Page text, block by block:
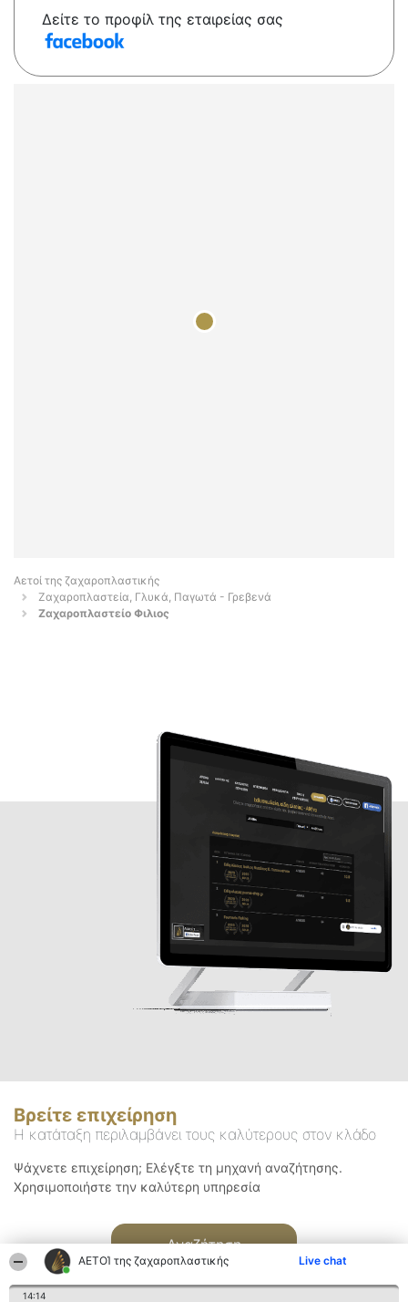
ΑΕΤΟΊ της ζαχαροπλαστικής Live chat
14:14
Δείτε το προφίλ της εταιρείας σας
Αετοί της ζαχαροπλαστικής
Ζαχαροπλαστεία, Γλυκά, Παγωτά - Γρεβενά
Ζαχαροπλαστείο Φιλιος
Βρείτε επιχείρηση
Η κατάταξη περιλαμβάνει τους καλύτερους στον κλάδο
Ψάχνετε επιχείρηση; Ελέγξτε τη μηχανή αναζήτησης.
Χρησιμοποιήστε την καλύτερη υπηρεσία
Αναζήτηση